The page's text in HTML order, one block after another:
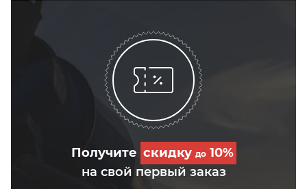
Получите скидку до10%
на свой первый заказ